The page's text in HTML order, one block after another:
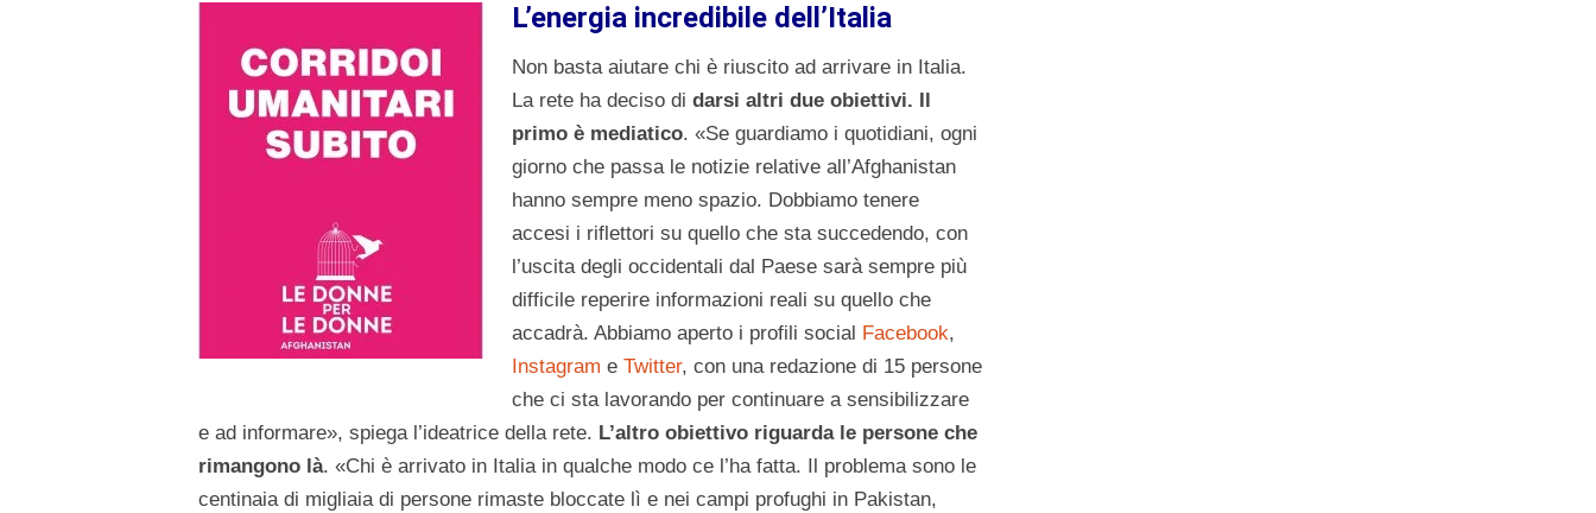
L’energia incredibile dell’Italia
Non basta aiutare chi è riuscito ad arrivare in Italia.
La rete ha deciso di darsi altri due obiettivi. Il
primo è mediatico. «Se guardiamo i quotidiani, ogni
giorno che passa le notizie relative all’Afghanistan
hanno sempre meno spazio. Dobbiamo tenere
accesi i riflettori su quello che sta succedendo, con
l’uscita degli occidentali dal Paese sarà sempre più
difficile reperire informazioni reali su quello che
accadrà. Abbiamo aperto i profili social Facebook,
Instagram e Twitter, con una redazione di 15 persone
che ci sta lavorando per continuare a sensibilizzare
e ad informare», spiega l’ideatrice della rete. L’altro obiettivo riguarda le persone che
rimangono là. «Chi è arrivato in Italia in qualche modo ce l’ha fatta. Il problema sono le
centinaia di migliaia di persone rimaste bloccate lì e nei campi profughi in Pakistan,